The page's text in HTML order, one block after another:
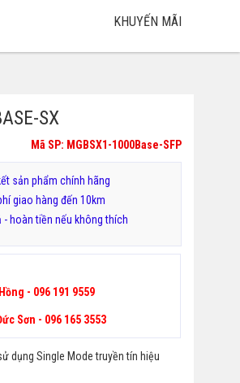
KHUYẾN MÃI
SX
Mã SP: MGBSX1-1000Base-SFP
sản phẩm chính hãng
giao hàng đến 10km
- hoàn tiền nếu không thích
- 096 191 9559
Sơn - 096 165 3553
dụng Single Mode truyền tín hiệu